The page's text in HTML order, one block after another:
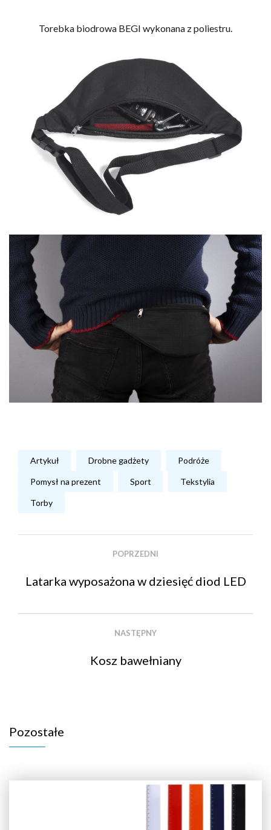
Torebka biodrowa BEGI wykonana z poliestru.
Artykuł Drobne gadżety Podróże
Pomysł na prezent Sport Tekstylia
Torby
POPRZEDNI
Latarka wyposażona w dziesięć diod LED
NASTĘPNY
Kosz bawełniany
Pozostałe